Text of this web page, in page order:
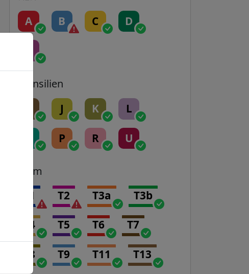
A B C D
Transilien
J K L
P R U
Tram
T1 T2 T3a T3b
T4 T5 T6 T7
T8 T9 T11 T13